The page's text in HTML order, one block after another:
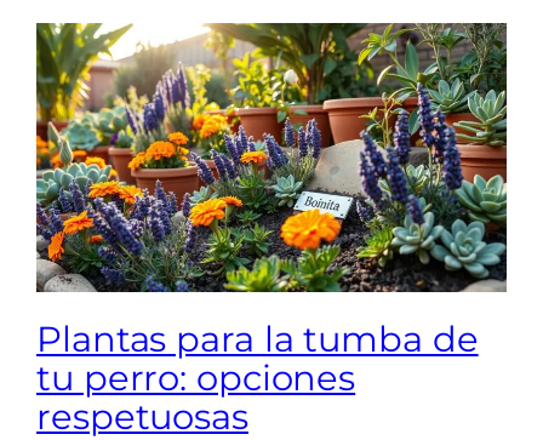
Plantas para la tumba de
tu perro: opciones
respetuosas